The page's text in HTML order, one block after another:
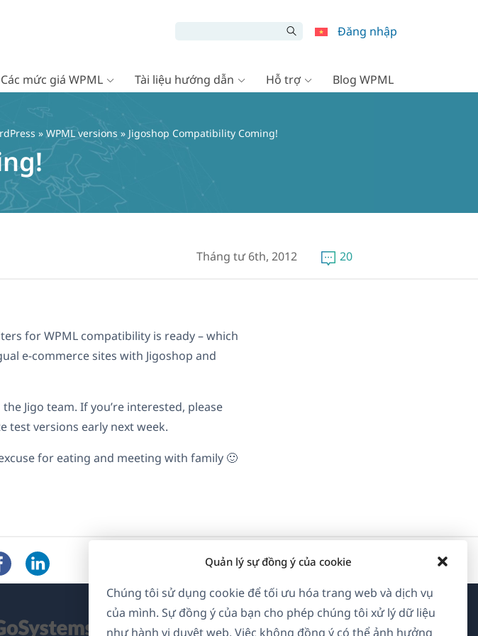
Quản lý sự đồng ý của cookie
Chúng tôi sử dụng cookie để tối ưu hóa trang web và dịch vụ
của mình. Sự đồng ý của bạn cho phép chúng tôi xử lý dữ liệu
như hành vi duyệt web. Việc không đồng ý có thể ảnh hưởng
Đăng nhập
Các mức giá WPML Tài liệu hướng dẫn Hỗ trợ Blog WPML
» WPML versions » Jigoshop Compatibility Coming!
Tháng tư 6th, 2012 20
for WPML compatibility is ready – which
e-commerce sites with Jigoshop and
Jigo team. If you’re interested, please
test versions early next week.
for eating and meeting with family 🙂
Về WPML